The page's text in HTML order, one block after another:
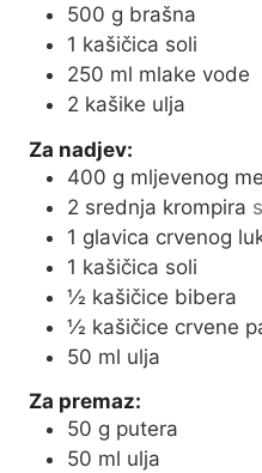
500 g brašna
1 kašičica soli
250 ml mlake vode
2 kašike ulja
Za nadjev:
400 g mljevenog
2 srednja krompira
1 glavica crvenog
1 kašičica soli
½ kašičice bibera
½ kašičice crvene
50 ml ulja
Za premaz:
50 g putera
50 ml ulja